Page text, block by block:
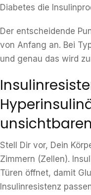
Diabetes die
Der entscheidende
von Anfang an. Bei
und genau das wird
Stell Dir vor, Dein
Zimmern (Zellen).
Türen öffnet, damit
Insulinresistenz